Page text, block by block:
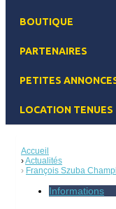
BOUTIQUE
PARTENAIRES
PETITES
LOCATION TENUES
Accueil
Actualités
François Szuba
Informations